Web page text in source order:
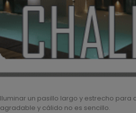
Iluminar un pasillo largo y estrecho para
agradable y cálido no es sencillo.